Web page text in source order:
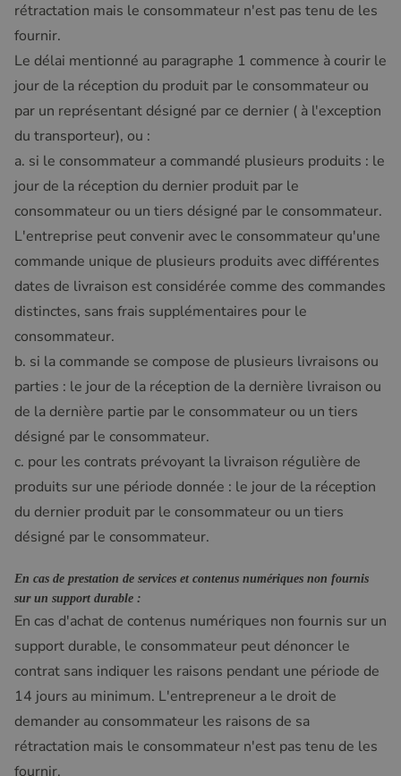
rétractation mais le consommateur n'est pas tenu de les
fournir.
Le délai mentionné au paragraphe 1 commence à courir le
jour de la réception du produit par le consommateur ou
par un représentant désigné par ce dernier ( à l'exception
du transporteur), ou :
a. si le consommateur a commandé plusieurs produits : le
jour de la réception du dernier produit par le
consommateur ou un tiers désigné par le consommateur.
L'entreprise peut convenir avec le consommateur qu'une
commande unique de plusieurs produits avec différentes
dates de livraison est considérée comme des commandes
distinctes, sans frais supplémentaires pour le
consommateur.
b. si la commande se compose de plusieurs livraisons ou
parties : le jour de la réception de la dernière livraison ou
de la dernière partie par le consommateur ou un tiers
désigné par le consommateur.
c. pour les contrats prévoyant la livraison régulière de
produits sur une période donnée : le jour de la réception
du dernier produit par le consommateur ou un tiers
désigné par le consommateur.
En cas de prestation de services et contenus numériques non fournis
sur un support durable :
En cas d'achat de contenus numériques non fournis sur un
support durable, le consommateur peut dénoncer le
contrat sans indiquer les raisons pendant une période de
14 jours au minimum. L'entrepreneur a le droit de
demander au consommateur les raisons de sa
rétractation mais le consommateur n'est pas tenu de les
fournir.